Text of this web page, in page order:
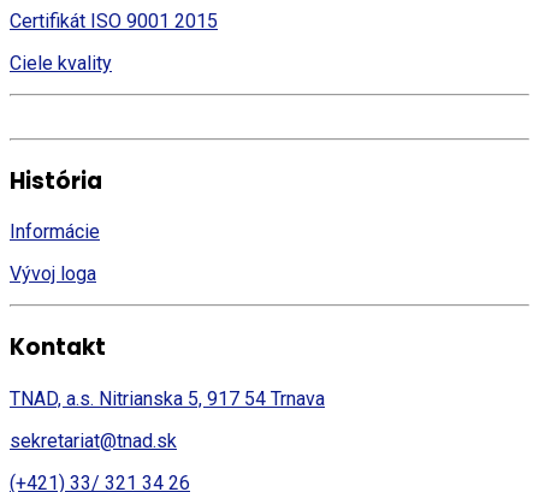
Certifikát ISO 9001 2015
Ciele kvality
História
Informácie
Vývoj loga
Kontakt
TNAD, a.s. Nitrianska 5, 917 54 Trnava
sekretariat@tnad.sk
(+421) 33/ 321 34 26